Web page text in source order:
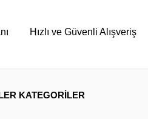
Hızlı ve Güvenli Alışveriş
KATEGORİLER